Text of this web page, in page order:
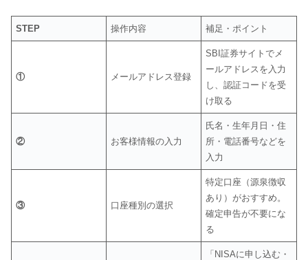
STEP 操作内容 補足・ポイント
① メールアドレス登録
SBI証券サイトでメ
ールアドレスを入力
し、認証コードを受
け取る
② お客様情報の入力
氏名・生年月日・住
所・電話番号などを
入力
③ 口座種別の選択
特定口座（源泉徴収
あり）がおすすめ。
確定申告が不要にな
る
「NISAに申し込む・